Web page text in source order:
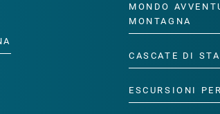
MONDO
MONTAGNA
CASCATE DI
ESCURSIONI